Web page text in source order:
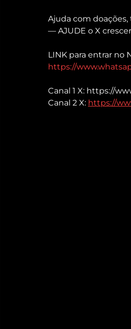
Ajuda com
— AJUDE o X
LINK para entrar no
https://
Canal 1 X: https://
Canal 2 X: https://